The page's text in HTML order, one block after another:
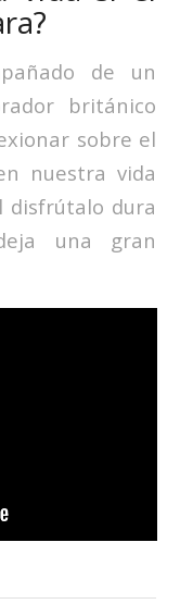
de un
británico
sobre el
nuestra vida
disfrútalo dura
una gran